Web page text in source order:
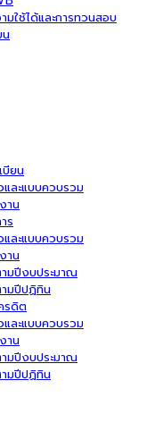
ใช้ได้และการทวนสอบ
บียน
และแบบควบรวม
าน
ร
และแบบควบรวม
าน
ามปีงบประมาณ
ามปีปฏิทิน
รดิต
และแบบควบรวม
าน
ามปีงบประมาณ
ามปีปฏิทิน